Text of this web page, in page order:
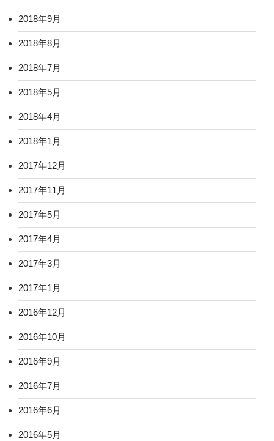
2018年9月
2018年8月
2018年7月
2018年5月
2018年4月
2018年1月
2017年12月
2017年11月
2017年5月
2017年4月
2017年3月
2017年1月
2016年12月
2016年10月
2016年9月
2016年7月
2016年6月
2016年5月